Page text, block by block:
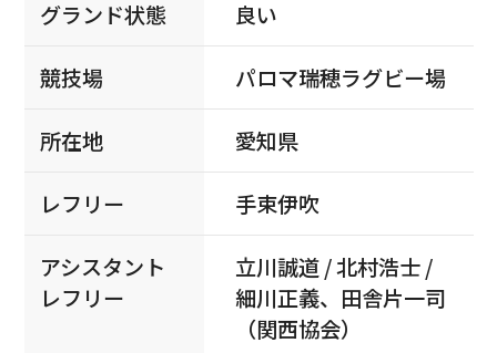
グランド状態 良い
競技場 パロマ瑞穂ラグビー場
所在地 愛知県
レフリー 手束伊吹
アシスタント
レフリー
立川誠道 / 北村浩士 /
細川正義、田舎片一司
（関西協会）